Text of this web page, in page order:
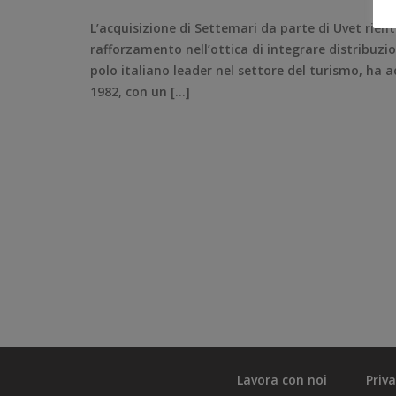
L’acquisizione di Settemari da parte di Uvet
rafforzamento nell’ottica di integrare
polo italiano leader nel settore del turismo, ha
1982, con un […]
Lavora con noi